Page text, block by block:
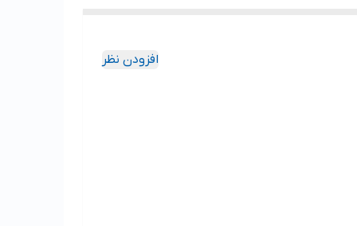
افزودن نظر